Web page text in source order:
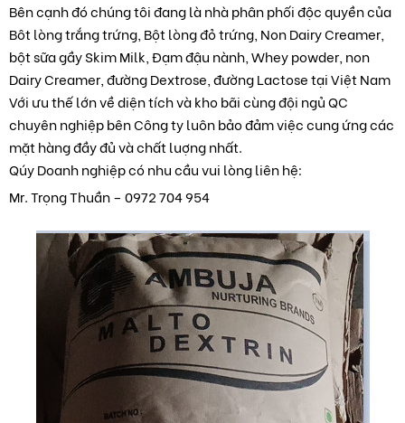
Bên cạnh đó chúng tôi đang là nhà phân phối độc quyền của
Bôt lòng trắng trứng, Bột lòng đỏ trứng, Non Dairy Creamer,
bột sữa gầy Skim Milk, Đạm đậu nành, Whey powder, non
Dairy Creamer, đường Dextrose, đường Lactose tại Việt Nam
Với ưu thế lớn về diện tích và kho bãi cùng đội ngủ QC
chuyên nghiệp bên Công ty luôn bảo đảm việc cung ứng các
mặt hàng đầy đủ và chất luợng nhất.
Qúy Doanh nghiệp có nhu cầu vui lòng liên hệ:
Mr. Trọng Thuần – 0972 704 954